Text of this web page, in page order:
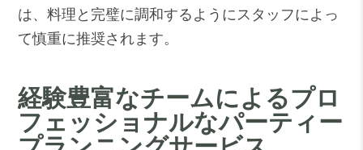
は、料理と完璧に調和するようにスタッフによっ
て慎重に推奨されます。
経験豊富なチームによるプロ
フェッショナルなパーティー